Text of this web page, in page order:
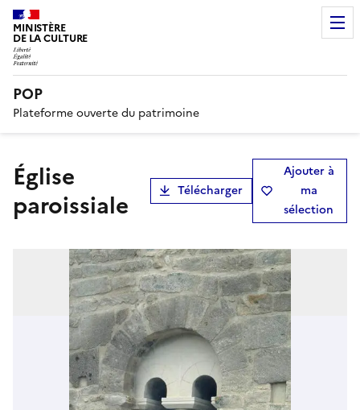
MINISTÈRE
DE LA CULTURE
POP
Plateforme ouverte du patrimoine
église
paroissiale
Télécharger
Ajouter à
ma
sélection